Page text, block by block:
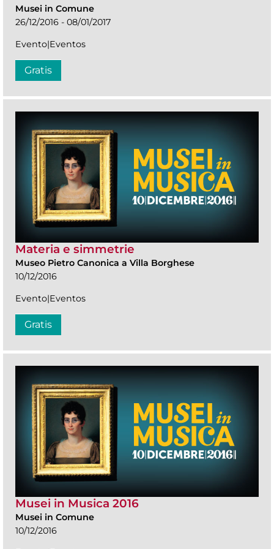
Musei in Comune
26/12/2016 - 08/01/2017
Evento|Eventos
Gratis
Materia e simmetrie
Museo Pietro Canonica a Villa Borghese
10/12/2016
Evento|Eventos
Gratis
Musei in Musica 2016
Musei in Comune
10/12/2016